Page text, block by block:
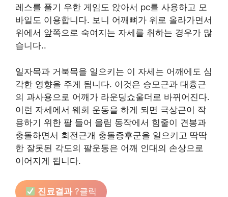
레스를 풀기 우한 게임도 앉아서 pc를 사용하고 모
바일도 이용합니다. 보니 어깨뼈가 위로 올라가면서
위에서 앞쪽으로 숙여지는 자세를 취하는 경우가 많
습니다..
일자목과 거북목을 일으키는 이 자세는 어깨에도 심
각한 영향을 주게 됩니다. 이것은 승모근과 대흉근
의 과사용으로 어깨가 라운딩쇼울더로 바뀌어진다.
이런 자세에서 웨회 운동을 하게 되면 극상근이 작
용하기 위한 팔 들어 올림 동작에서 힘줄이 견봉과
충돌하면서 회전근개 충돌증후군을 일으키고 딱딱
한 잘못된 각도의 팔운동은 어깨 인대의 손상으로
이어지게 됩니다.
진료결과?클릭